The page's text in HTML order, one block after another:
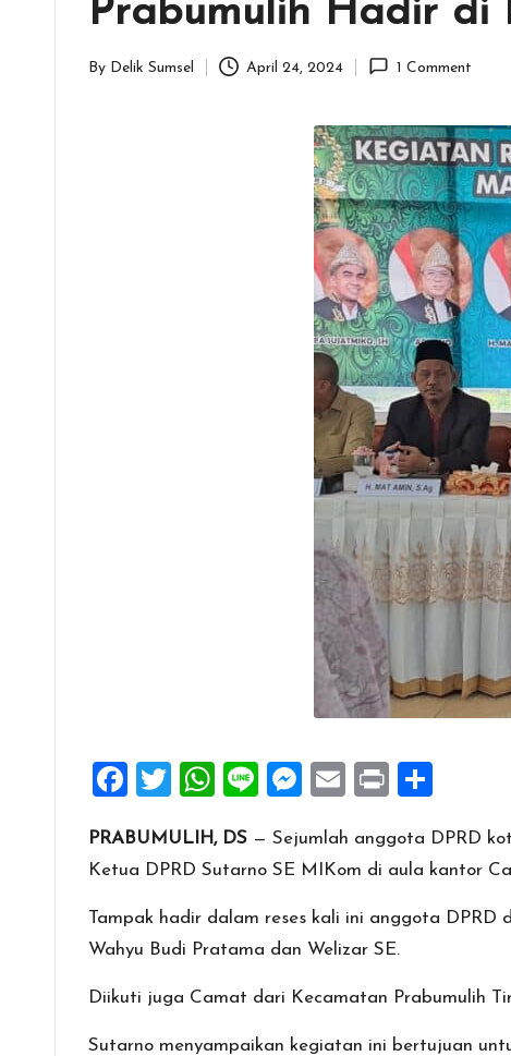
Prabumulih Hadir di
Posted
By Delik Sumsel April 24, 2024 1 Comment
F
ce
b
o
o
k
T
tt
er
W
at
s
A
p
p
Li
e
M
se
n
g
er
E
ai
l
Pr
t
ar
e
PRABUMULIH, DS — Sejumlah anggota DPRD
Ketua DPRD Sutarno SE MIKom di aula kantor
Tampak hadir dalam reses kali ini anggota DPRD
Wahyu Budi Pratama dan Welizar SE.
Diikuti juga Camat dari Kecamatan Prabumulih
Sutarno menyampaikan kegiatan ini bertujuan